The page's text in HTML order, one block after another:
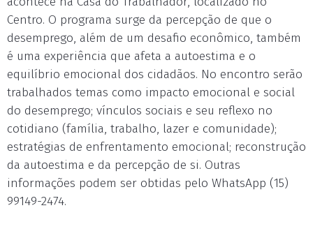
Centro. O programa surge da percepção de que o
desemprego, além de um desafio econômico, também
é uma experiência que afeta a autoestima e o
equilíbrio emocional dos cidadãos. No encontro serão
trabalhados temas como impacto emocional e social
do desemprego; vínculos sociais e seu reflexo no
cotidiano (família, trabalho, lazer e comunidade);
estratégias de enfrentamento emocional; reconstrução
da autoestima e da percepção de si. Outras
informações podem ser obtidas pelo WhatsApp (15)
99149-2474.